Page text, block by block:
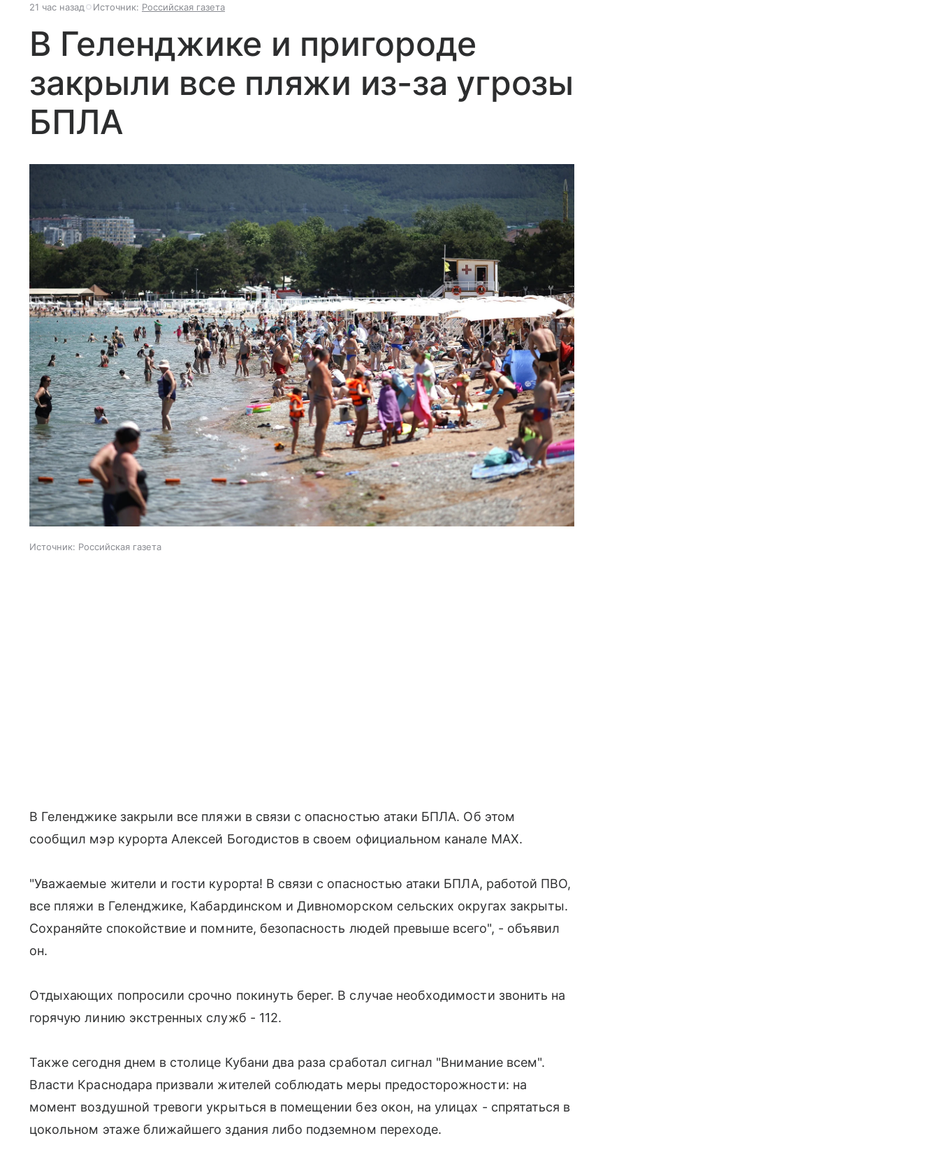
21 час назад Источник: Российская газета
В Геленджике и пригороде
закрыли все пляжи из-за угрозы
БПЛА
Источник: Российская газета
В Геленджике закрыли все пляжи в связи с опасностью атаки БПЛА. Об этом
сообщил мэр курорта Алексей Богодистов в своем официальном канале MAX.
"Уважаемые жители и гости курорта! В связи с опасностью атаки БПЛА, работой ПВО,
все пляжи в Геленджике, Кабардинском и Дивноморском сельских округах закрыты.
Сохраняйте спокойствие и помните, безопасность людей превыше всего", - объявил
он.
Отдыхающих попросили срочно покинуть берег. В случае необходимости звонить на
горячую линию экстренных служб - 112.
Также сегодня днем в столице Кубани два раза сработал сигнал "Внимание всем".
Власти Краснодара призвали жителей соблюдать меры предосторожности: на
момент воздушной тревоги укрыться в помещении без окон, на улицах - спрятаться в
цокольном этаже ближайшего здания либо подземном переходе.